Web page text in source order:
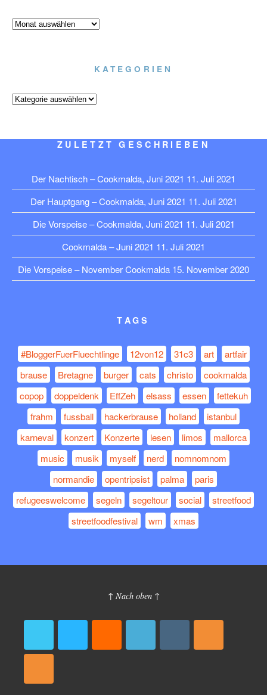
Archiv
KATEGORIEN
Kategorien
ZULETZT GESCHRIEBEN
Der Nachtisch – Cookmalda, Juni 2021 11. Juli 2021
Der Hauptgang – Cookmalda, Juni 2021 11. Juli 2021
Die Vorspeise – Cookmalda, Juni 2021 11. Juli 2021
Cookmalda – Juni 2021 11. Juli 2021
Die Vorspeise – November Cookmalda 15. November 2020
TAGS
#BloggerFuerFluechtlinge 12von12 31c3 art
artfair
brause
Bretagne burger cats christo
cookmalda
copop
doppeldenk EffZeh elsass essen
fettekuh
frahm
fussball hackerbrause holland
istanbul
karneval
konzert Konzerte lesen limos
mallorca
music
musik myself nerd
nomnomnom
normandie
opentripsist palma
paris
refugeeswelcome
segeln segeltour social
streetfood
streetfoodfestival
wm xmas
↑ Nach oben ↑